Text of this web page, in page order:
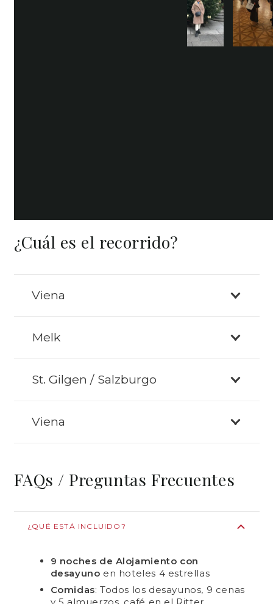
¿Cuál es el recorrido?
Viena
Melk
St. Gilgen / Salzburgo
Viena
FAQs / Preguntas Frecuentes
¿QUÉ ESTÁ INCLUIDO?
9 noches de Alojamiento con
desayuno en hoteles 4 estrellas
Comidas: Todos los desayunos, 9 cenas